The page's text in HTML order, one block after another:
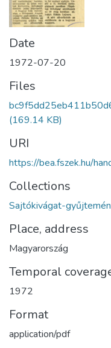
Date
1972-07-20
Files
(169.14 KB)
URI
https://bea.fszek.hu/
Collections
Sajtókivágat-
Place, address
Magyarország
Temporal
1972
Format
application/pdf